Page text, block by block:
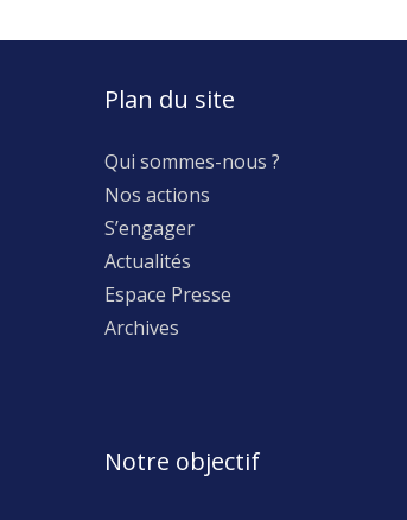
Plan du site
Qui sommes-nous ?
Nos actions
S’engager
Actualités
Espace Presse
Archives
Notre objectif